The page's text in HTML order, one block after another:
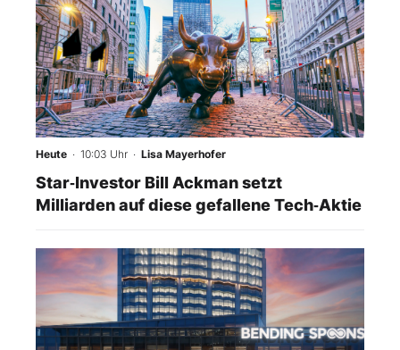
Heute · 10:03 Uhr · Lisa Mayerhofer
Star‑Investor Bill Ackman setzt
Milliarden auf diese gefallene Tech‑Aktie